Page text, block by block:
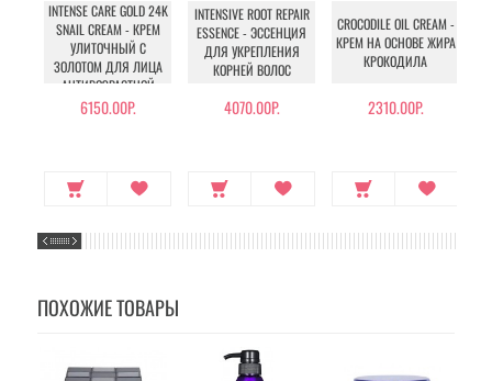
INTENSE CARE GOLD 24K
SNAIL CREAM - КРЕМ
УЛИТОЧНЫЙ С
ЗОЛОТОМ ДЛЯ ЛИЦА
АНТИВОЗРАСТНОЙ
6150.00Р.
INTENSIVE ROOT REPAIR
ESSENCE - ЭССЕНЦИЯ
ДЛЯ УКРЕПЛЕНИЯ
КОРНЕЙ ВОЛОС
4070.00Р.
CROCODILE OIL CREAM -
КРЕМ НА ОСНОВЕ ЖИРА
КРОКОДИЛА
2310.00Р.
ПОХОЖИЕ ТОВАРЫ